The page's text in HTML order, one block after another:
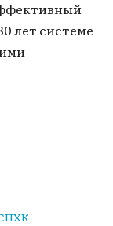
лет системе